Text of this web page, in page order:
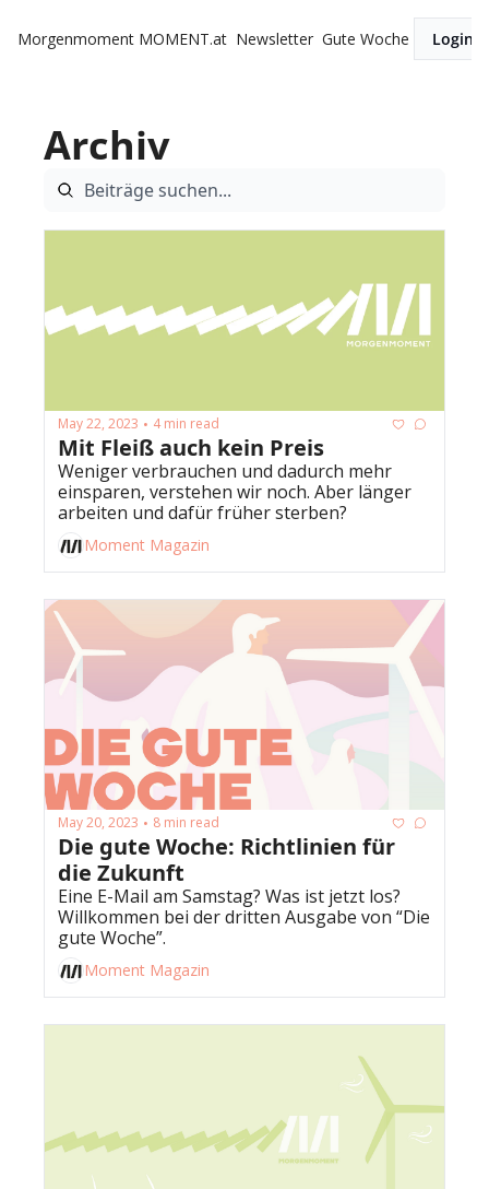
Morgenmoment MOMENT.at Newsletter Gute Woche Login
Archiv
May 22, 2023 • 4 min read
Mit Fleiß auch kein Preis
Weniger verbrauchen und dadurch mehr
einsparen, verstehen wir noch. Aber länger
arbeiten und dafür früher sterben?
Moment Magazin
May 20, 2023 • 8 min read
Die gute Woche: Richtlinien für
die Zukunft
Eine E-Mail am Samstag? Was ist jetzt los?
Willkommen bei der dritten Ausgabe von “Die
gute Woche”.
Moment Magazin